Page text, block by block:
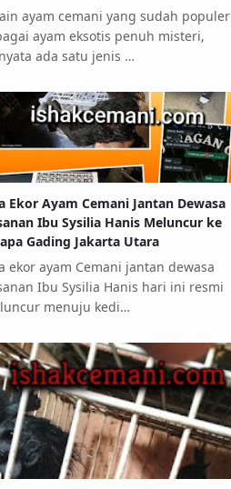
ayam cemani yang sudah populer
ayam eksotis penuh misteri,
ada satu jenis …
Ekor Ayam Cemani Jantan Dewasa
Ibu Sysilia Hanis Meluncur ke
Gading Jakarta Utara
ekor ayam Cemani jantan dewasa
Ibu Sysilia Hanis hari ini resmi
menuju kedi…